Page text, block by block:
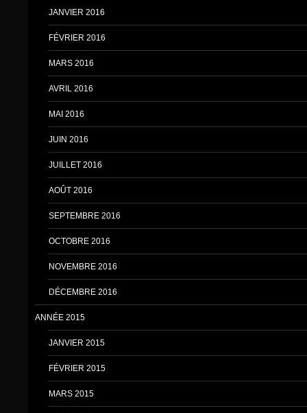
JANVIER 2016
FÉVRIER 2016
MARS 2016
AVRIL 2016
MAI 2016
JUIN 2016
JUILLET 2016
AOÛT 2016
SEPTEMBRE 2016
OCTOBRE 2016
NOVEMBRE 2016
DÉCEMBRE 2016
ANNÉE 2015
JANVIER 2015
FÉVRIER 2015
MARS 2015